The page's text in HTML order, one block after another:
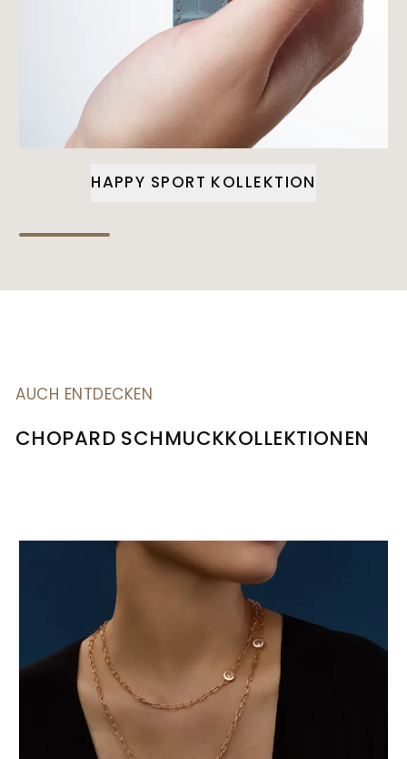
HAPPY SPORT KOLLEKTION
AUCH ENTDECKEN
CHOPARD SCHMUCKKOLLEKTIONEN